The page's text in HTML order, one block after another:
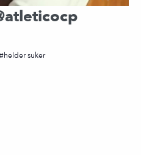
helder suker